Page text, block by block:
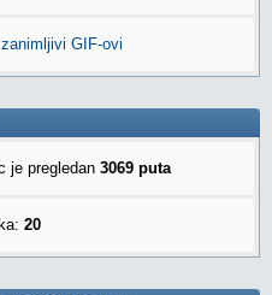
GIF-ovi
je pregledan 3069 puta
20